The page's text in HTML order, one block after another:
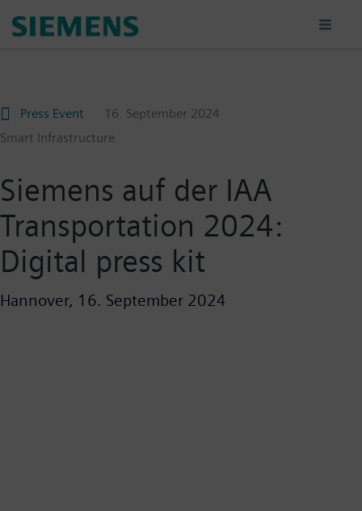
para
Press Event
16. September 2024
Smart Infrastructure
Siemens auf der IAA
Transportation 2024:
Digital press kit
Hannover, 16. September 2024